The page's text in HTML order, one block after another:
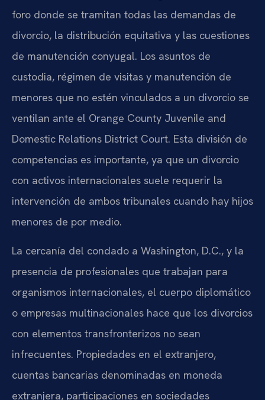
foro donde se tramitan todas las demandas de
divorcio, la distribución equitativa y las cuestiones
de manutención conyugal. Los asuntos de
custodia, régimen de visitas y manutención de
menores que no estén vinculados a un divorcio se
ventilan ante el Orange County Juvenile and
Domestic Relations District Court. Esta división de
competencias es importante, ya que un divorcio
con activos internacionales suele requerir la
intervención de ambos tribunales cuando hay hijos
menores de por medio.
La cercanía del condado a Washington, D.C., y la
presencia de profesionales que trabajan para
organismos internacionales, el cuerpo diplomático
o empresas multinacionales hace que los divorcios
con elementos transfronterizos no sean
infrecuentes. Propiedades en el extranjero,
cuentas bancarias denominadas en moneda
extranjera, participaciones en sociedades